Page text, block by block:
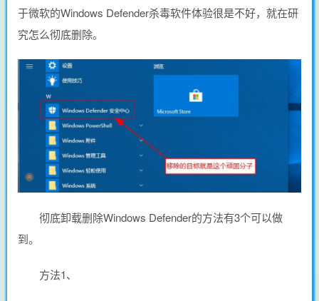
于微软的Windows Defender杀毒软件体验很是不好，就在研
究怎么彻底删除。
彻底卸载删除Windows Defender的方法有3个可以做
到。
方法1、